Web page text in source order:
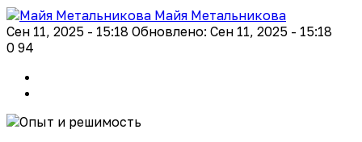
Майя Метальникова
Сен 11, 2025 - 15:18 Обновлено: Сен 11, 2025 - 15:18
0 94